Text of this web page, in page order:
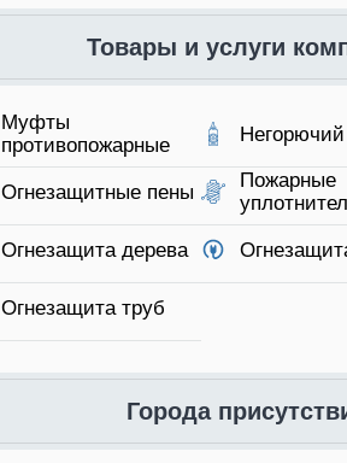
Товары и услуги
Муфты
противопожарные
Негорючий
Огнезащитные пены
Пожарные
Огнезащита дерева
Огнезащита труб
Города